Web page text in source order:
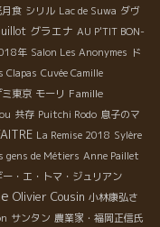
食 シリル Lac de Suwa ダヴ
グラエナ AU P'TIT BON-
年 Salon Les Anonymes ド
Clapas Cuvée Camille
東京 モーリ Famille
共存 Puitchi Rodo 息子のマ
La Remise 2018 Sylère
gens de Métiers Anne Paillet
ー・エ・トマ・ジュリアン
Olivier Cousin 小林康弘さ
サンタン 農業家・福岡正信氏